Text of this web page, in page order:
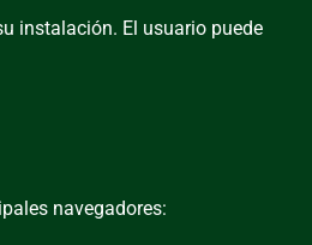
instalación. El usuario puede
navegadores: